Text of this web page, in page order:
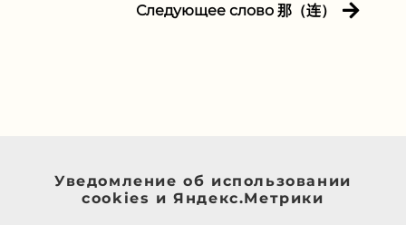
Следующее слово 那（连）
Уведомление об использовании
cookies и Яндекс.Метрики